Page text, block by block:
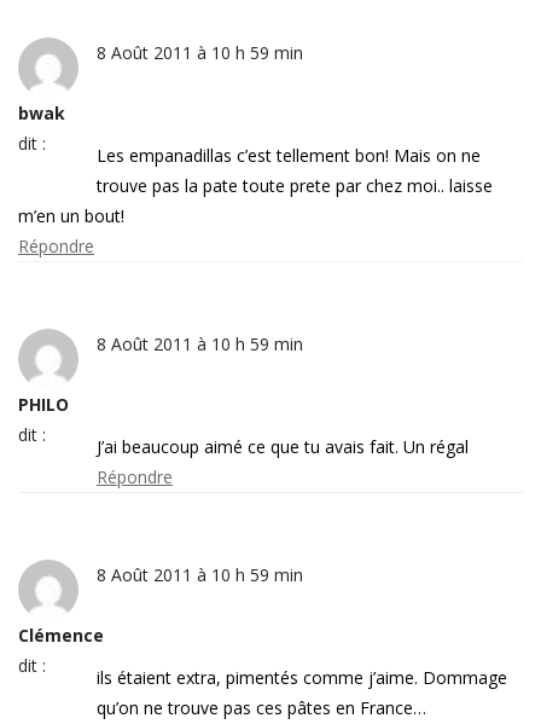
bwak
dit :
8 Août 2011 à 10 h 59 min
Les empanadillas c’est tellement bon! Mais on ne
trouve pas la pate toute prete par chez moi.. laisse
m’en un bout!
Répondre
PHILO
dit :
8 Août 2011 à 10 h 59 min
J’ai beaucoup aimé ce que tu avais fait. Un régal
Répondre
Clémence
dit :
8 Août 2011 à 10 h 59 min
ils étaient extra, pimentés comme j’aime. Dommage
qu’on ne trouve pas ces pâtes en France…